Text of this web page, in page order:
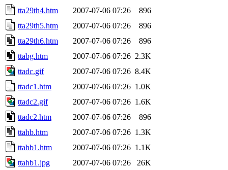
tta29th4.htm
2007-07-06 07:26
896
tta29th5.htm
2007-07-06 07:26
896
tta29th6.htm
2007-07-06 07:26
896
ttabg.htm
2007-07-06 07:26 2.3K
ttadc.gif
2007-07-06 07:26 8.4K
ttadc1.htm
2007-07-06 07:26 1.0K
ttadc2.gif
2007-07-06 07:26 1.6K
ttadc2.htm
2007-07-06 07:26
896
ttahb.htm
2007-07-06 07:26 1.3K
ttahb1.htm
2007-07-06 07:26 1.1K
ttahb1.jpg
2007-07-06 07:26
26K